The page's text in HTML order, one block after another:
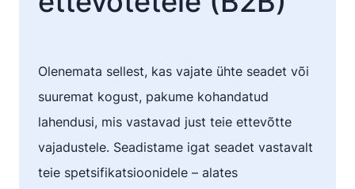
Olenemata sellest, kas vajate ühte seadet või
suuremat kogust, pakume kohandatud
lahendusi, mis vastavad just teie ettevõtte
vajadustele. Seadistame igat seadet vastavalt
teie spetsifikatsioonidele – alates